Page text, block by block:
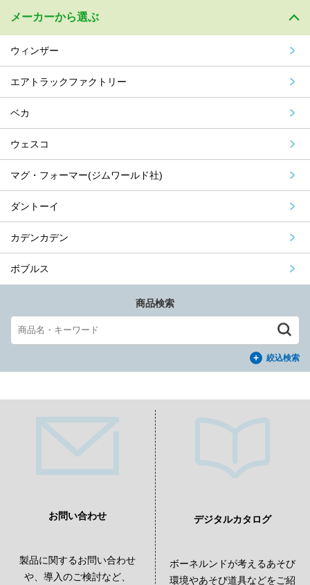
メーカーから選ぶ
ウィンザー
エアトラックファクトリー
ベカ
ウェスコ
マグ・フォーマー(ジムワールド社)
ダントーイ
カデンカデン
ボブルス
商品検索
絞込検索
お問い合わせ
製品に関するお問い合わせ
や、導入のご検討など、
デジタルカタログ
ボーネルンドが考えるあそび
環境やあそび道具などをご紹